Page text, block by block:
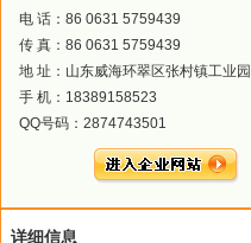
电 话：86 0631 5759439
传 真：86 0631 5759439
地 址：山东威海环翠区张村镇工业园
手 机：18389158523
QQ号码：2874743501
详细信息